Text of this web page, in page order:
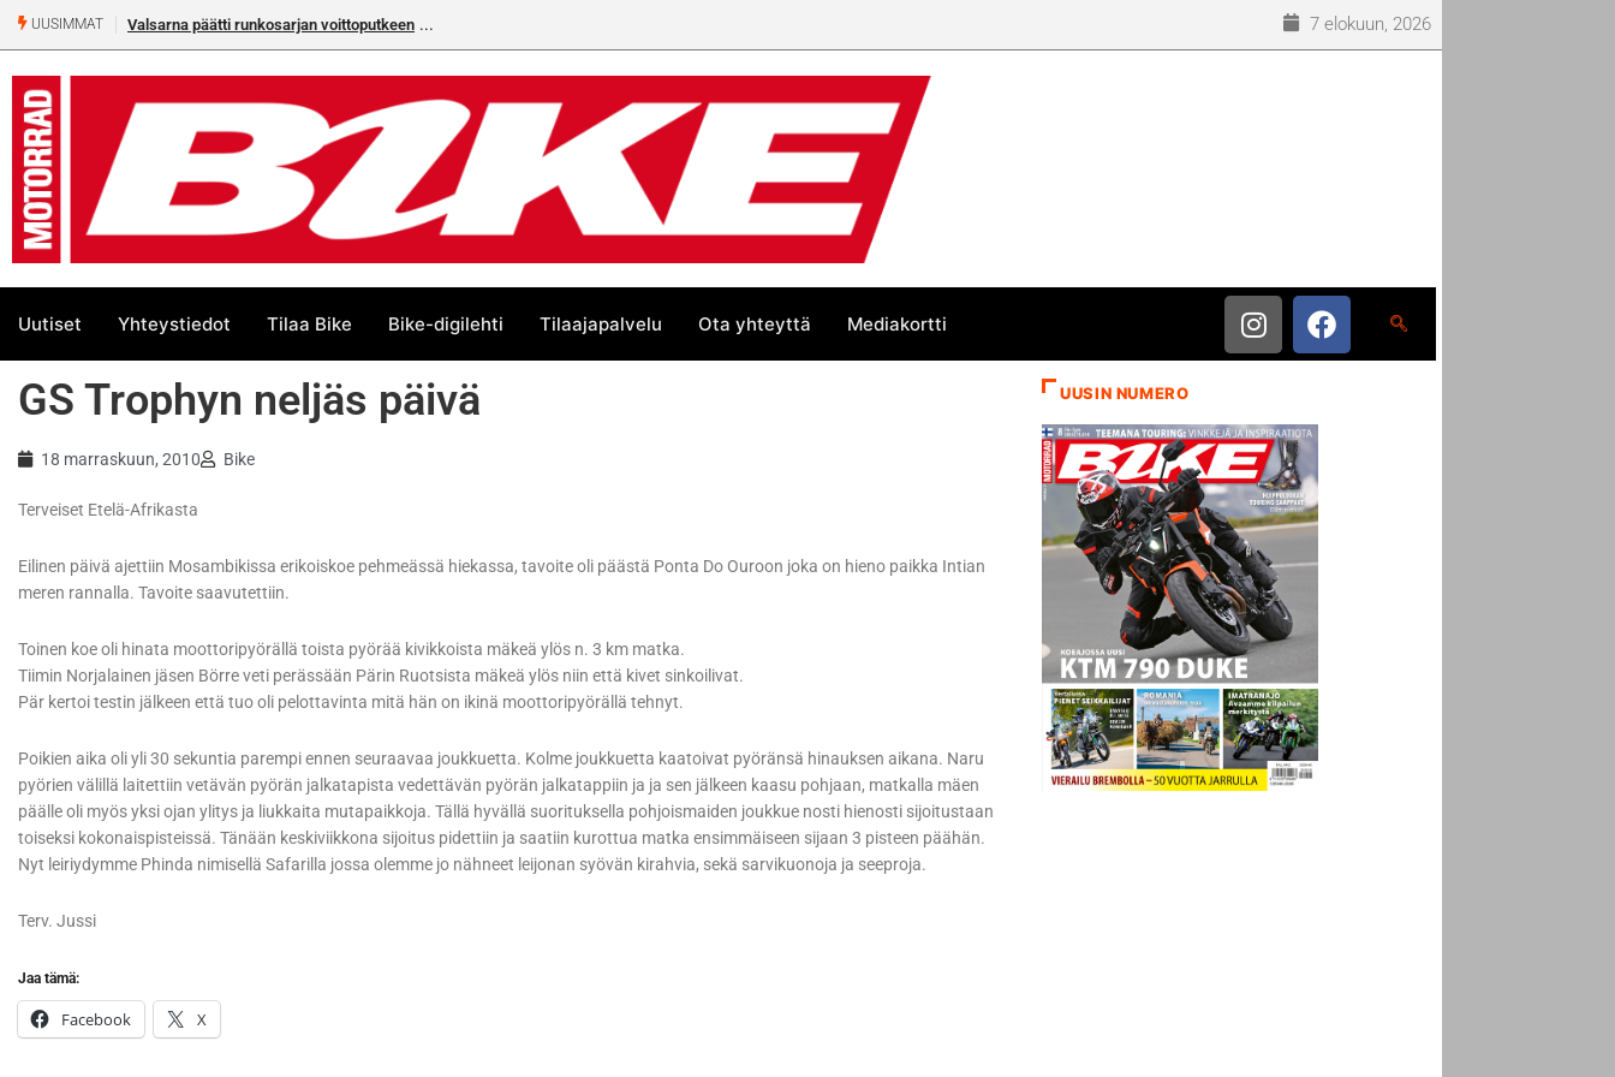
UUSIMMAT Valsarna päätti runkosarjan voittoputkeen 7 elokuun, 2026
Uutiset Yhteystiedot Tilaa Bike Bike-digilehti Tilaajapalvelu Ota yhteyttä Mediakortti
GS Trophyn neljäs päivä
18 marraskuun, 2010 Bike
Terveiset Etelä-Afrikasta
Eilinen päivä ajettiin Mosambikissa erikoiskoe pehmeässä hiekassa, tavoite oli päästä Ponta Do Ouroon joka on hieno paikka Intian
meren rannalla. Tavoite saavutettiin.
Toinen koe oli hinata moottoripyörällä toista pyörää kivikkoista mäkeä ylös n. 3 km matka.
Tiimin Norjalainen jäsen Börre veti perässään Pärin Ruotsista mäkeä ylös niin että kivet sinkoilivat.
Pär kertoi testin jälkeen että tuo oli pelottavinta mitä hän on ikinä moottoripyörällä tehnyt.
Poikien aika oli yli 30 sekuntia parempi ennen seuraavaa joukkuetta. Kolme joukkuetta kaatoivat pyöränsä hinauksen aikana. Naru
pyörien välillä laitettiin vetävän pyörän jalkatapista vedettävän pyörän jalkatappiin ja ja sen jälkeen kaasu pohjaan, matkalla mäen
päälle oli myös yksi ojan ylitys ja liukkaita mutapaikkoja. Tällä hyvällä suorituksella pohjoismaiden joukkue nosti hienosti sijoitustaan
toiseksi kokonaispisteissä. Tänään keskiviikkona sijoitus pidettiin ja saatiin kurottua matka ensimmäiseen sijaan 3 pisteen päähän.
Nyt leiriydymme Phinda nimisellä Safarilla jossa olemme jo nähneet leijonan syövän kirahvia, sekä sarvikuonoja ja seeproja.
Terv. Jussi
Jaa tämä:
Facebook X
UUSIN NUMERO